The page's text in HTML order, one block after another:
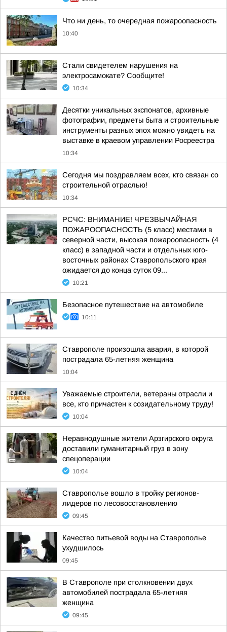
Что ни день, то очередная пожароопасность
10:40
Стали свидетелем нарушения на
электросамокате? Сообщите!
10:34
Десятки уникальных экспонатов, архивные
фотографии, предметы быта и строительные
инструменты разных эпох можно увидеть на
выставке в краевом управлении Росреестра
10:34
Сегодня мы поздравляем всех, кто связан со
строительной отраслью!
10:34
РСЧС: ВНИМАНИЕ! ЧРЕЗВЫЧАЙНАЯ
ПОЖАРООПАСНОСТЬ (5 класс) местами в
северной части, высокая пожароопасность (4
класс) в западной части и отдельных юго-
восточных районах Ставропольского края
ожидается до конца суток 09...
10:21
Безопасное путешествие на автомобиле
10:11
Ставрополе произошла авария, в которой
пострадала 65-летняя женщина
10:04
Уважаемые строители, ветераны отрасли и
все, кто причастен к созидательному труду!
10:04
Неравнодушные жители Арзгирского округа
доставили гуманитарный груз в зону
спецоперации
10:04
Ставрополье вошло в тройку регионов-
лидеров по лесовосстановлению
09:45
Качество питьевой воды на Ставрополье
ухудшилось
09:45
В Ставрополе при столкновении двух
автомобилей пострадала 65-летняя
женщина
09:45